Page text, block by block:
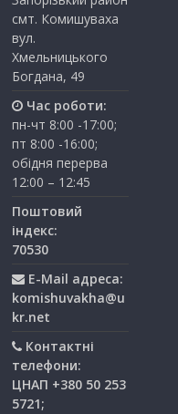
смт. Комишуваха
вул.
Хмельницького
Богдана, 49
Час роботи:
пн-чт 8:00 -17:00;
пт 8:00 -16:00;
обідня перерва
12:00 – 12:45
Поштовий
індекс:
70530
E-Mail адреса:
komishuvakha@u
kr.net
Контактні
телефони:
ЦНАП +380 50 253
5721;